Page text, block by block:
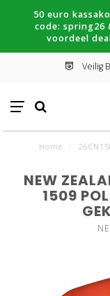
50 euro
code: spring26
voordeel
Veilig
Home
NEW
1509